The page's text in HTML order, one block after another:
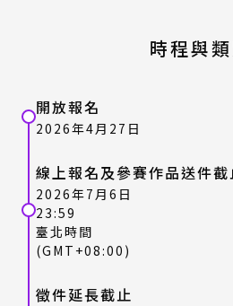
時程與
開放報名
2026年4月27日
線上報名及參賽作品送件截
2026年7月6日
23:59
臺北時間
(GMT+08:00)
徵件延長截止